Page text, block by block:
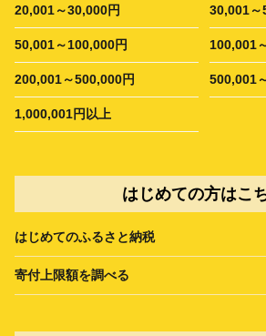
20,001～30,000円 30,001～
50,001～100,000円 100,001
200,001～500,000円 500,001
1,000,001円以上
はじめての方はこ
はじめてのふるさと納税
寄付上限額を調べる